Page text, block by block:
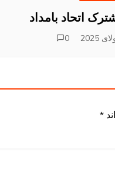
اتحاد بامداد
0
*